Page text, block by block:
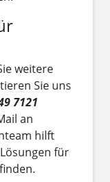
weitere
Sie uns
7121
an
hilft
für